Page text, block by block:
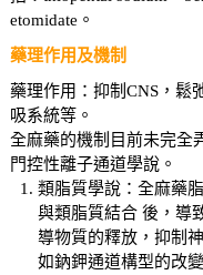
etomidate。
藥理作用及機制
藥理作用：抑制CNS，鬆
吸系統等。
全麻藥的機制目前未完全
門控性離子通道學說。
類脂質學說：全麻藥
與類脂質結合 後，導
導物質的釋放，抑制
如鈉鉀通道構型的改